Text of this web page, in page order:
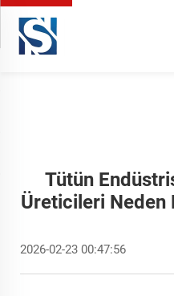
Tütün
Üreticileri Neden
2026-02-23 00:47:56